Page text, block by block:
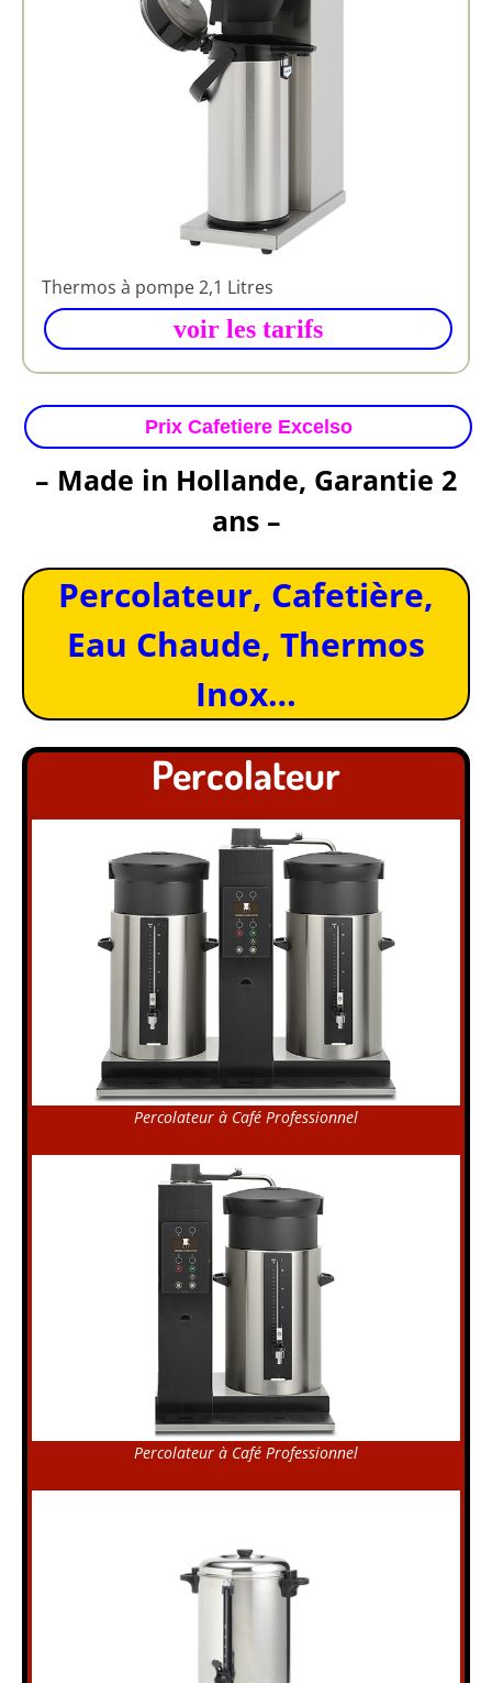
Thermos à pompe 2,1 Litres
voir les tarifs
Prix Cafetiere Excelso
– Made in Hollande, Garantie 2
ans –
Percolateur, Cafetière,
Eau Chaude, Thermos
Inox…
Percolateur
Percolateur à Café Professionnel
Percolateur à Café Professionnel